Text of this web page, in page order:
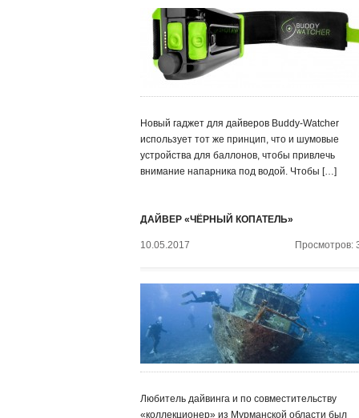
Новый гаджет для дайверов Buddy-Watcher
использует тот же принцип, что и шумовые
устройства для баллонов, чтобы привлечь
внимание напарника под водой. Чтобы […]
ДАЙВЕР «ЧЁРНЫЙ КОПАТЕЛЬ»
10.05.2017 Просмотров:
Любитель дайвинга и по совместительству
«коллекционер» из Мурманской области был